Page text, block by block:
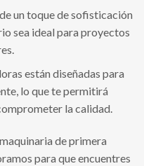
un toque de sofisticación
sea ideal para proyectos
están diseñadas para
lo que te permitirá
la calidad.
de primera
para que encuentres